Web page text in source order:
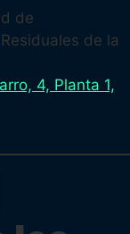
de
de la
4, Planta 1,